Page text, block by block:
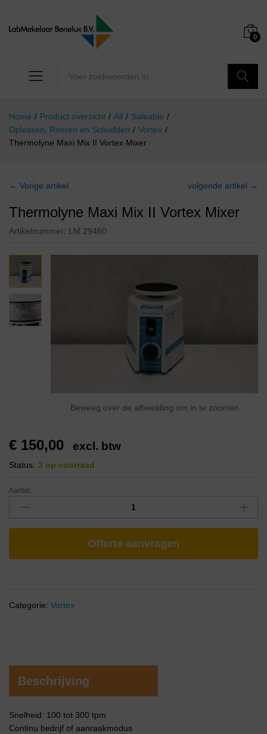
0
Home / Product overzicht / All / Saleable /
Oplossen, Roeren en Schudden / Vortex /
Thermolyne Maxi Mix II Vortex Mixer
← Vorige artikel volgende artikel →
Thermolyne Maxi Mix II Vortex Mixer
Artikelnummer: LM 29460
Beweeg over de afbeelding om in te zoomen
€ 150,00 excl. btw
Status: 3 op voorraad
Aantal:
Offerte aanvragen
Categorie: Vortex
Beschrijving
Snelheid: 100 tot 300 tpm
Continu bedrijf of aanraakmodus